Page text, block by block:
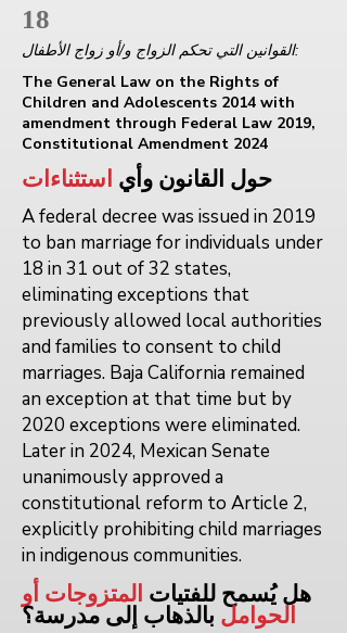
18
القوانين التي تحكم الزواج و/أو زواج الأطفال:
The General Law on the Rights of
Children and Adolescents 2014 with
amendment through Federal Law 2019,
Constitutional Amendment 2024
حول القانون وأي استثناءات
A federal decree was issued in 2019
to ban marriage for individuals under
18 in 31 out of 32 states,
eliminating exceptions that
previously allowed local authorities
and families to consent to child
marriages. Baja California remained
an exception at that time but by
2020 exceptions were eliminated.
Later in 2024, Mexican Senate
unanimously approved a
constitutional reform to Article 2,
explicitly prohibiting child marriages
in indigenous communities.
هل يُسمح للفتيات المتزوجات أو
الحوامل بالذهاب إلى مدرسة؟